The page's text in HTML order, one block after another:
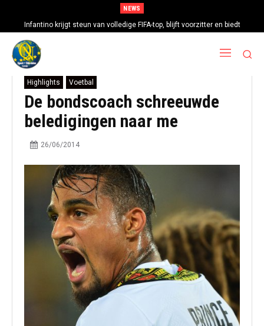
NEWS
Infantino krijgt steun van volledige FIFA-top, blijft voorzitter en biedt
excuses aan
Highlights Voetbal
De bondscoach schreeuwde
beledigingen naar me
26/06/2014